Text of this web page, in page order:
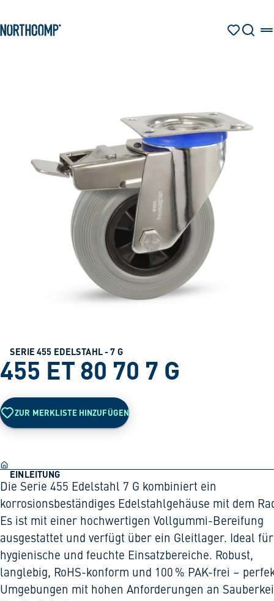
Zur Navigation springen
SUCHE
DE
SERIE 455 EDELSTAHL - 7 G
455 ET 80 70 7 G
ZUR MERKLISTE HINZUFÜGEN
EINLEITUNG
Die Serie 455 Edelstahl 7 G kombiniert ein
korrosionsbeständiges Edelstahlgehäuse mit dem
Es ist mit einer hochwertigen Vollgummi-Bereifung
ausgestattet und verfügt über ein Gleitlager. Ideal für
hygienische und feuchte Einsatzbereiche. Robust,
langlebig, RoHS-konform und 100 % PAK-frei –
Umgebungen mit hohen Anforderungen an